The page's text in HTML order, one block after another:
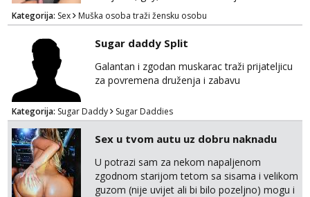
vrijeme na pisanje mogu zaobic oglas, ako si
slavonije i zainteresirana da te punim negdje
u mraku u tvom autu javi se na whatsapp
porukom 098 199 1895.
Kategorija: Sex Muška osoba traži žensku osobu
Sugar daddy Split
Galantan i zgodan muskarac traži prijateljicu
za povremena druženja i zabavu
Kategorija: Sugar Daddy Sugar Daddies
Sex u tvom autu uz dobru naknadu
U potrazi sam za nekom napaljenom
zgodnom starijom tetom sa sisama i velikom
guzom (nije uvijet ali bi bilo pozeljno) mogu i